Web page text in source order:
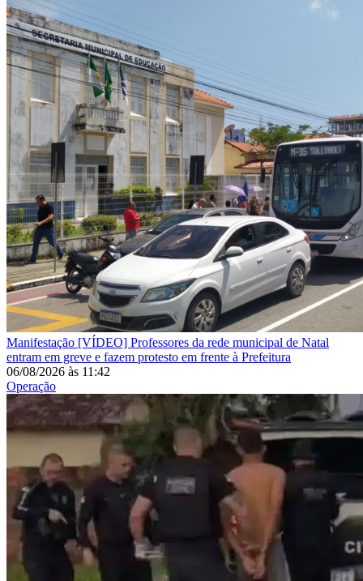
Manifestação [VÍDEO] Professores da rede municipal de Natal
entram em greve e fazem protesto em frente à Prefeitura
06/08/2026 às 11:42
Operação